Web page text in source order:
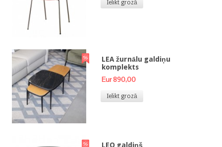
Ielikt grozā
LEA žurnālu galdiņu
komplekts
Eur 890,00
Ielikt grozā
LEO galdiņš